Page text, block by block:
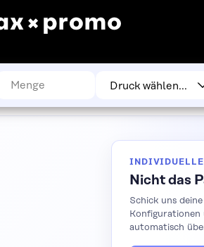
INDIVIDUELLE
Nicht das
Schick uns
Konfigurationen
automatisch